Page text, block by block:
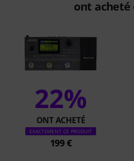
ont acheté
22%
ONT ACHETÉ
EXACTEMENT CE PRODUIT
199 €